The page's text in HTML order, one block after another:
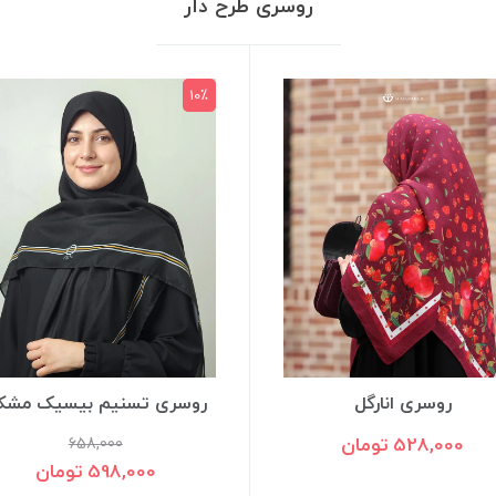
روسری‌ طرح دار
تسنیم بیسیک مشکی
658,000
روسری أَزهار سرمه ای
658,000 تومان